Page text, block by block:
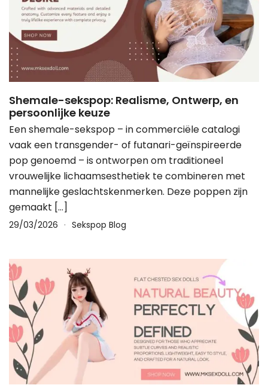
Shemale-sekspop: Realisme, Ontwerp, en
persoonlijke keuze
Een shemale-sekspop – in commerciële catalogi
vaak een transgender- of futanari-geïnspireerde
pop genoemd – is ontworpen om traditioneel
vrouwelijke lichaamsesthetiek te combineren met
mannelijke geslachtskenmerken. Deze poppen zijn
gemaakt […]
29/03/2026 Sekspop Blog